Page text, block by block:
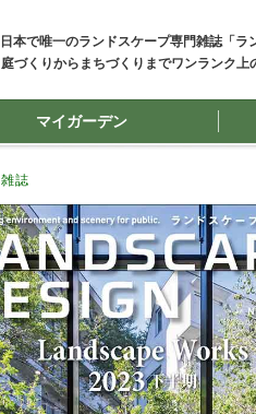
日本で唯一のランドスケープ専門雑誌「ラ
庭づくりからまちづくりまでワンランク上
マイガーデン
雑誌